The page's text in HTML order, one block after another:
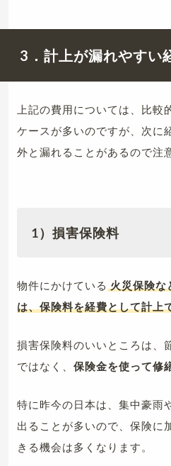
3．計上が漏れやすい
上記の費用については、比較
ケースが多いのですが、次に
外と漏れることがあるので注
1）損害保険料
物件にかけている 火災保険な
は、保険料を経費として計上
損害保険料のいいところは、
ではなく、 保険金を使って修
特に昨今の日本は、集中豪雨
出ることが多いので、保険に
きる機会は多くなります。